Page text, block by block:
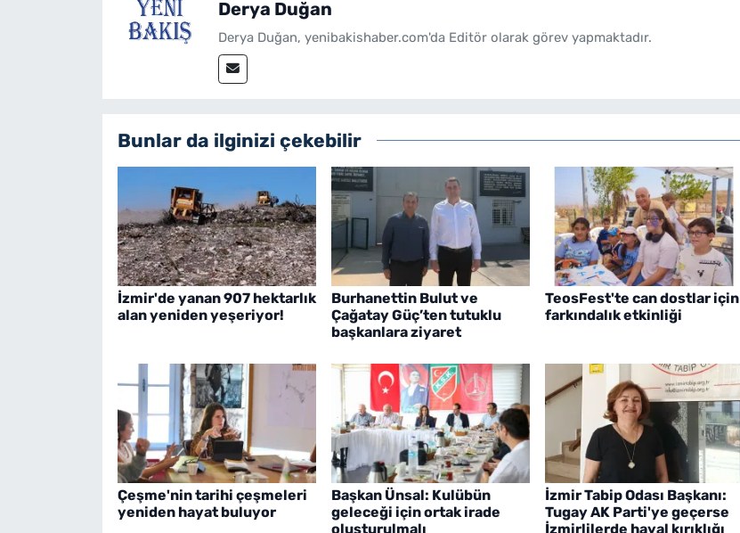
Derya Duğan
Derya Duğan, yenibakishaber.com'da Editör olarak görev yapmaktadır.
Bunlar da ilginizi çekebilir
İzmir'de yanan 907 hektarlık
alan yeniden yeşeriyor!
Burhanettin Bulut ve
Çağatay Güç’ten tutuklu
başkanlara ziyaret
TeosFest'te can dostlar için
farkındalık etkinliği
Çeşme'nin tarihi çeşmeleri
yeniden hayat buluyor
Başkan Ünsal: Kulübün
geleceği için ortak irade
oluşturulmalı
İzmir Tabip Odası Başkanı:
Tugay AK Parti'ye geçerse
İzmirlilerde hayal kırıklığı